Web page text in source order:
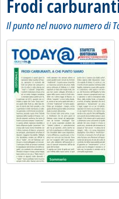
Frodi
Il punto nel nuovo numero di
Lista allegati PDF